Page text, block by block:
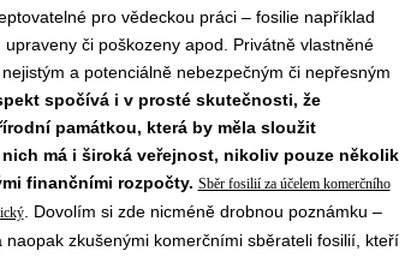
pro vědeckou práci – fosilie například
či poškozeny apod. Privátně vlastněné
a potenciálně nebezpečným či nepřesným
spočívá i v prosté skutečnosti, že
památkou, která by měla sloužit
má i široká veřejnost, nikoliv pouze několik
finančními rozpočty. Sběr fosilií za účelem komerčního
. Dovolím si zde nicméně drobnou poznámku –
naopak zkušenými komerčními sběrateli fosilií, kteří